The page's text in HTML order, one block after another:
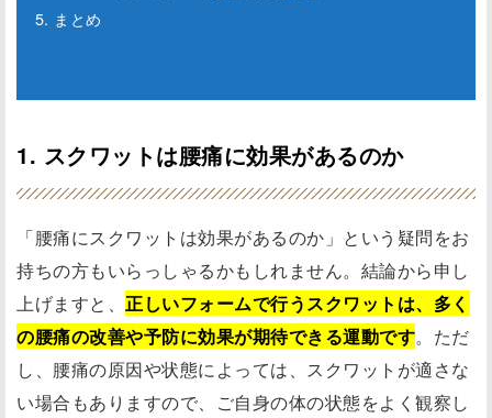
5. まとめ
1. スクワットは腰痛に効果があるのか
「腰痛にスクワットは効果があるのか」という疑問をお
持ちの方もいらっしゃるかもしれません。結論から申し
上げますと、 正しいフォームで行うスクワットは、多く
の腰痛の改善や予防に効果が期待できる運動です。ただ
し、腰痛の原因や状態によっては、スクワットが適さな
い場合もありますので、ご自身の体の状態をよく観察し